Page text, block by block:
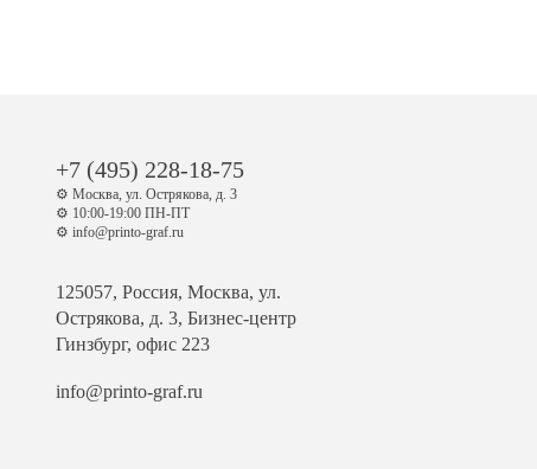
+7 (495) 228-18-75
⚙️ Москва, ул. Острякова, д. 3
⚙️ 10:00-19:00 ПН-ПТ
⚙️ info@printo-graf.ru
125057, Россия, Москва, ул.
Острякова, д. 3, Бизнес-центр
Гинзбург, офис 223
info@printo-graf.ru